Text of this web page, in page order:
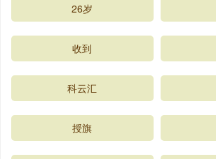
26岁
收到
科云汇
授旗